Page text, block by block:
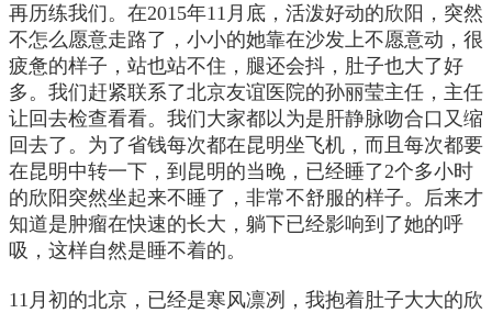
再历练我们。在2015年11月底，活泼好动的欣阳，突然
不怎么愿意走路了，小小的她靠在沙发上不愿意动，很
疲惫的样子，站也站不住，腿还会抖，肚子也大了好
多。我们赶紧联系了北京友谊医院的孙丽莹主任，主任
让回去检查看看。我们大家都以为是肝静脉吻合口又缩
回去了。为了省钱每次都在昆明坐飞机，而且每次都要
在昆明中转一下，到昆明的当晚，已经睡了2个多小时
的欣阳突然坐起来不睡了，非常不舒服的样子。后来才
知道是肿瘤在快速的长大，躺下已经影响到了她的呼
吸，这样自然是睡不着的。
11月初的北京，已经是寒风凛冽，我抱着肚子大大的欣